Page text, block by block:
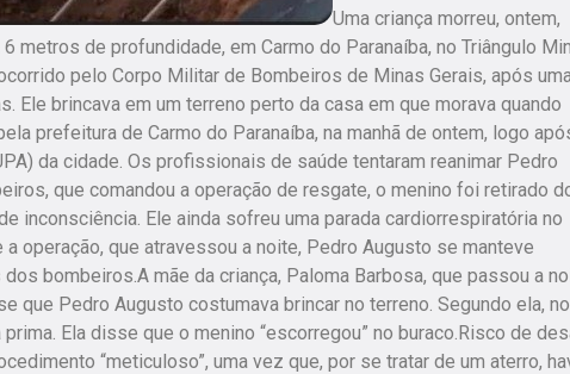
Uma criança morreu, ontem,
metros de profundidade, em Carmo do Paranaíba, no Triângulo
pelo Corpo Militar de Bombeiros de Minas Gerais, após
Ele brincava em um terreno perto da casa em que morava quando
prefeitura de Carmo do Paranaíba, na manhã de ontem, logo
da cidade. Os profissionais de saúde tentaram reanimar Pedro
que comandou a operação de resgate, o menino foi retirado
inconsciência. Ele ainda sofreu uma parada cardiorrespiratória no
operação, que atravessou a noite, Pedro Augusto se manteve
bombeiros.A mãe da criança, Paloma Barbosa, que passou a
que Pedro Augusto costumava brincar no terreno. Segundo ela, no
Ela disse que o menino “escorregou” no buraco.Risco de
“meticuloso”, uma vez que, por se tratar de um aterro,